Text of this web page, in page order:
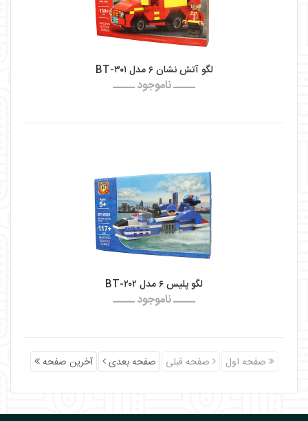
لگو آتش نشان ۶ مدل BT-۳۰۱
ـــــ ناموجود ـــــ
لگو پلیس ۶ مدل BT-۲۰۲
ـــــ ناموجود ـــــ
صفحه اول صفحه قبلی صفحه بعدی آخرین صفحه